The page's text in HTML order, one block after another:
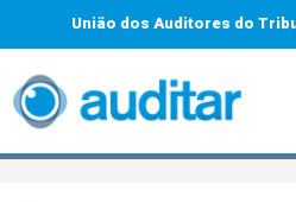
União dos Auditores do